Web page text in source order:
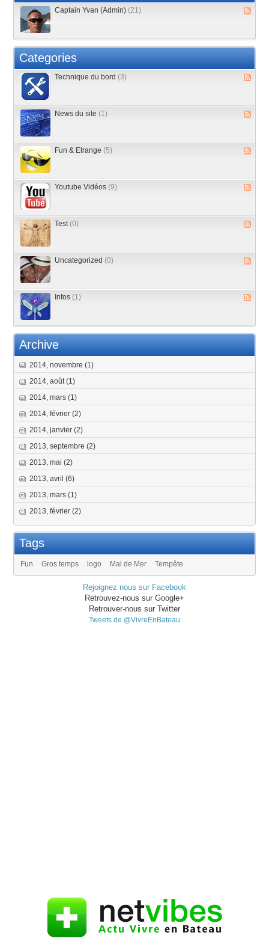
Captain Yvan (Admin) (21)
Categories
Technique du bord (3)
News du site (1)
Fun & Etrange (5)
Youtube Vidéos (9)
Test (0)
Uncategorized (0)
Infos (1)
Archive
2014, novembre(1)
2014, août(1)
2014, mars(1)
2014, février(2)
2014, janvier(2)
2013, septembre(2)
2013, mai(2)
2013, avril(6)
2013, mars(1)
2013, février(2)
Tags
Fun Gros temps logo Mal de Mer Tempête
Rejoignez nous sur Facebook
Retrouvez-nous sur Google+
Retrouver-nous sur Twitter
Tweets de @VivreEnBateau